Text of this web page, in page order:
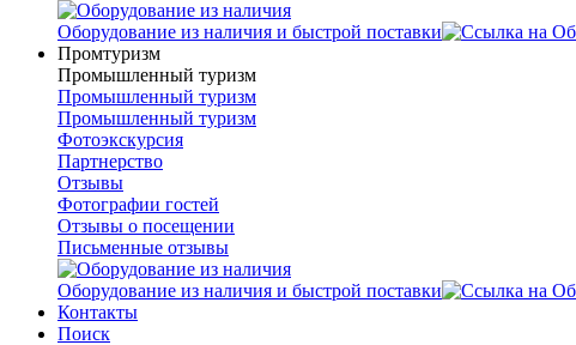
Оборудование из наличия и быстрой поставки
Промтуризм
Промышленный туризм
Промышленный туризм
Промышленный туризм
Фотоэкскурсия
Партнерство
Отзывы
Фотографии гостей
Отзывы о посещении
Письменные отзывы
Оборудование из наличия и быстрой поставки
Контакты
Поиск